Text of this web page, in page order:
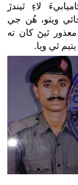
لاءِ ٿيندڙ
ويٺو، هُن جي
ٿيڻ کان ته
ٿي ويا.